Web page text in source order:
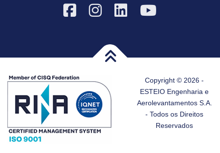
Copyright © 2026 -
ESTEIO Engenharia e
Aerolevantamentos S.A.
- Todos os Direitos
Reservados